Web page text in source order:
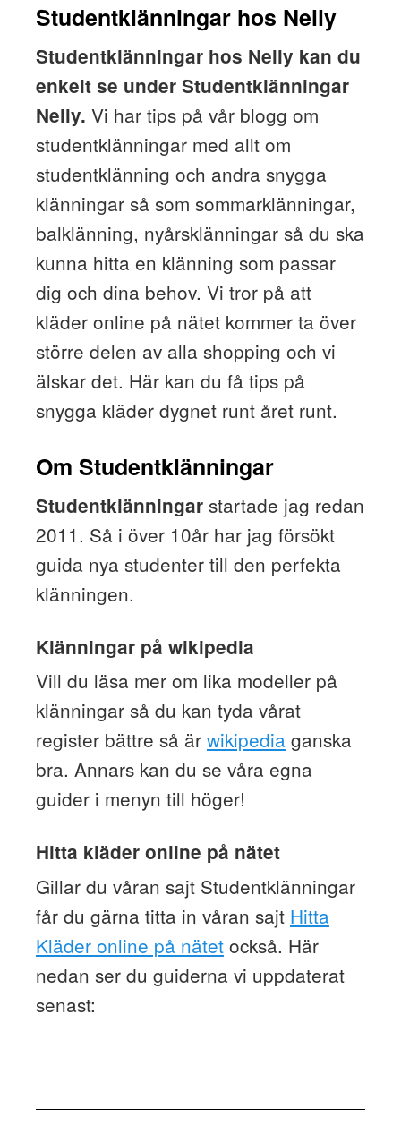
Studentklänningar hos Nelly
Studentklänningar hos Nelly kan du
enkelt se under Studentklänningar
Nelly. Vi har tips på vår blogg om
studentklänningar med allt om
studentklänning och andra snygga
klänningar så som sommarklänningar,
balklänning, nyårsklänningar så du ska
kunna hitta en klänning som passar
dig och dina behov. Vi tror på att
kläder online på nätet kommer ta över
större delen av alla shopping och vi
älskar det. Här kan du få tips på
snygga kläder dygnet runt året runt.
Om Studentklänningar
Studentklänningarstartade jag redan
2011. Så i över 10år har jag försökt
guida nya studenter till den perfekta
klänningen.
Klänningar på wikipedia
Vill du läsa mer om lika modeller på
klänningar så du kan tyda vårat
register bättre så är wikipedia ganska
bra. Annars kan du se våra egna
guider i menyn till höger!
Hitta kläder online på nätet
Gillar du våran sajt Studentklänningar
får du gärna titta in våran sajt Hitta
Kläder online på nätetockså. Här
nedan ser du guiderna vi uppdaterat
senast: